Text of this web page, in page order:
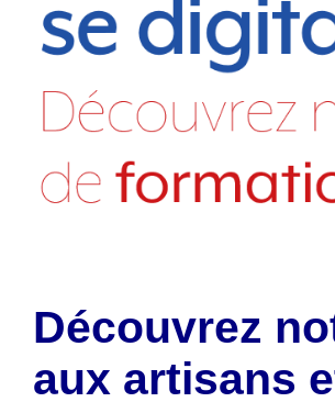
Découvrez
aux artisans